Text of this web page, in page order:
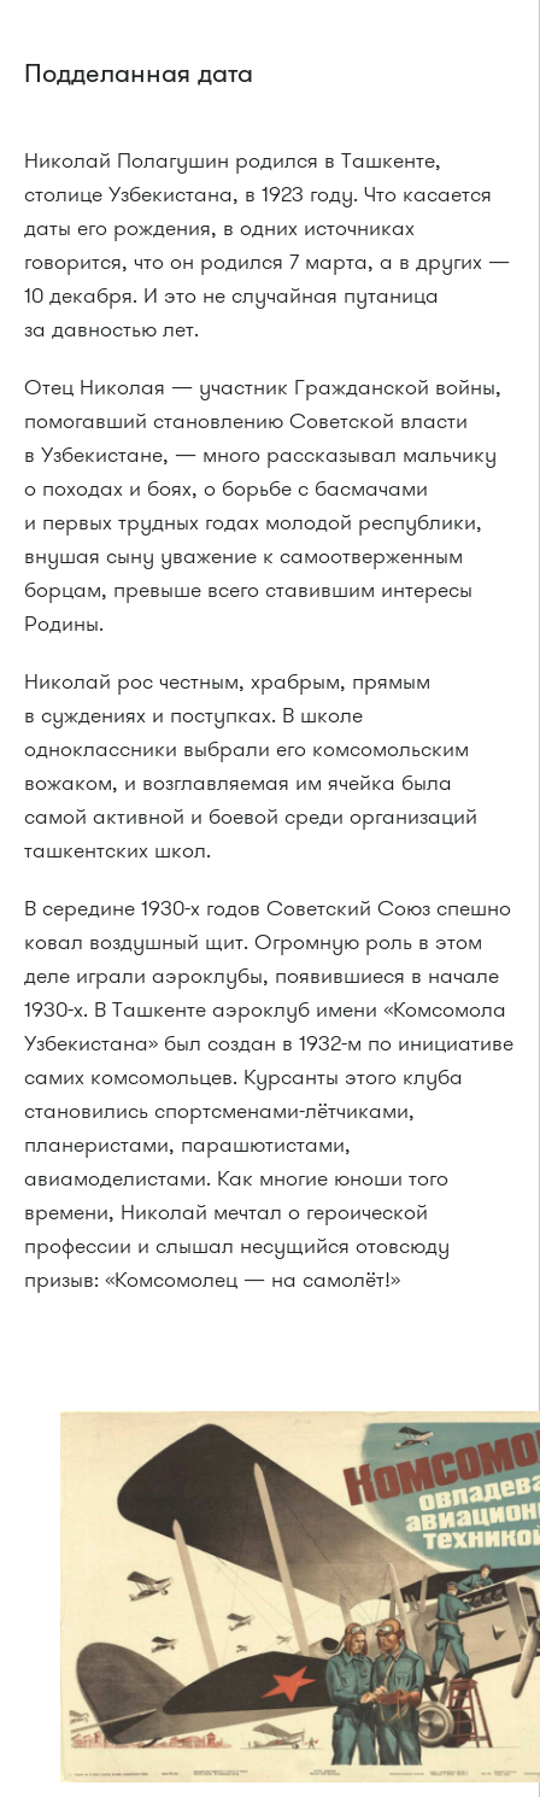
Подделанная дата
Николай Полагушин родился в Ташкенте,
столице Узбекистана, в 1923 году. Что касается
даты его рождения, в одних источниках
говорится, что он родился 7 марта, а в других —
10 декабря. И это не случайная путаница
за давностью лет.
Отец Николая — участник Гражданской войны,
помогавший становлению Советской власти
в Узбекистане, — много рассказывал мальчику
о походах и боях, о борьбе с басмачами
и первых трудных годах молодой республики,
внушая сыну уважение к самоотверженным
борцам, превыше всего ставившим интересы
Родины.
Николай рос честным, храбрым, прямым
в суждениях и поступках. В школе
одноклассники выбрали его комсомольским
вожаком, и возглавляемая им ячейка была
самой активной и боевой среди организаций
ташкентских школ.
В середине 1930-х годов Советский Союз спешно
ковал воздушный щит. Огромную роль в этом
деле играли аэроклубы, появившиеся в начале
1930-х. В Ташкенте аэроклуб имени «Комсомола
Узбекистана» был создан в 1932-м по инициативе
самих комсомольцев. Курсанты этого клуба
становились спортсменами-лётчиками,
планеристами, парашютистами,
авиамоделистами. Как многие юноши того
времени, Николай мечтал о героической
профессии и слышал несущийся отовсюду
призыв: «Комсомолец — на самолёт!»